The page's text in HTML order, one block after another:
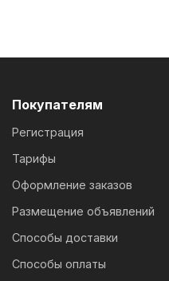
Покупателям
Регистрация
Тарифы
Оформление заказов
Размещение объявлений
Способы доставки
Способы оплаты